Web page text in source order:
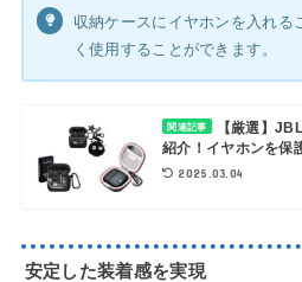
収納ケースにイヤホンを入れる
く使用することができます。
関連記事
【厳選】
紹介！イヤホンを保
2025.03.04
安定した装着感を実現